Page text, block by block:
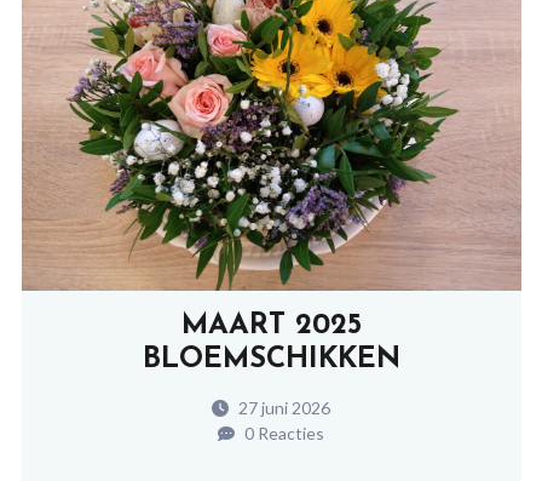
MAART 2025
BLOEMSCHIKKEN
27 juni 2026
0 Reacties